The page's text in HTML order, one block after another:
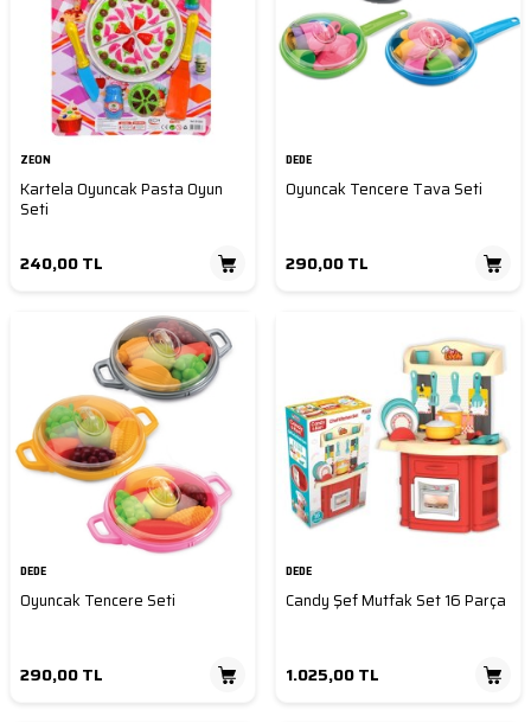
ZEON
Kartela Oyuncak Pasta Oyun
Seti
240,00TL
DEDE
Oyuncak Tencere Tava Seti
290,00TL
DEDE
Oyuncak Tencere Seti
290,00TL
DEDE
Candy Şef Mutfak Set 16 Parça
1.025,00TL